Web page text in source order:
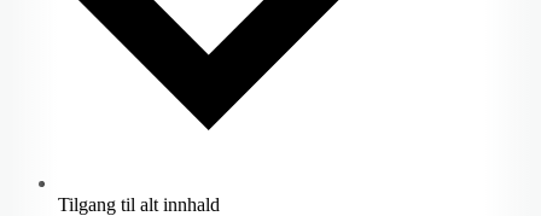
Tilgang til alt innhald